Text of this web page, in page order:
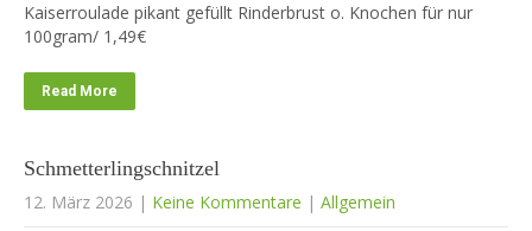
Kaiserroulade pikant gefüllt Rinderbrust o. Knochen für nur
100gram/ 1,49€
Read More
Schmetterlingschnitzel
12. März 2026 | Keine Kommentare | Allgemein